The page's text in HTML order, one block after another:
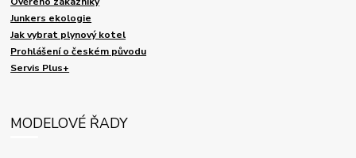
Junkers ekologie
Jak vybrat plynový kotel
Prohlášení o českém původu
Servis Plus+
MODELOVÉ ŘADY